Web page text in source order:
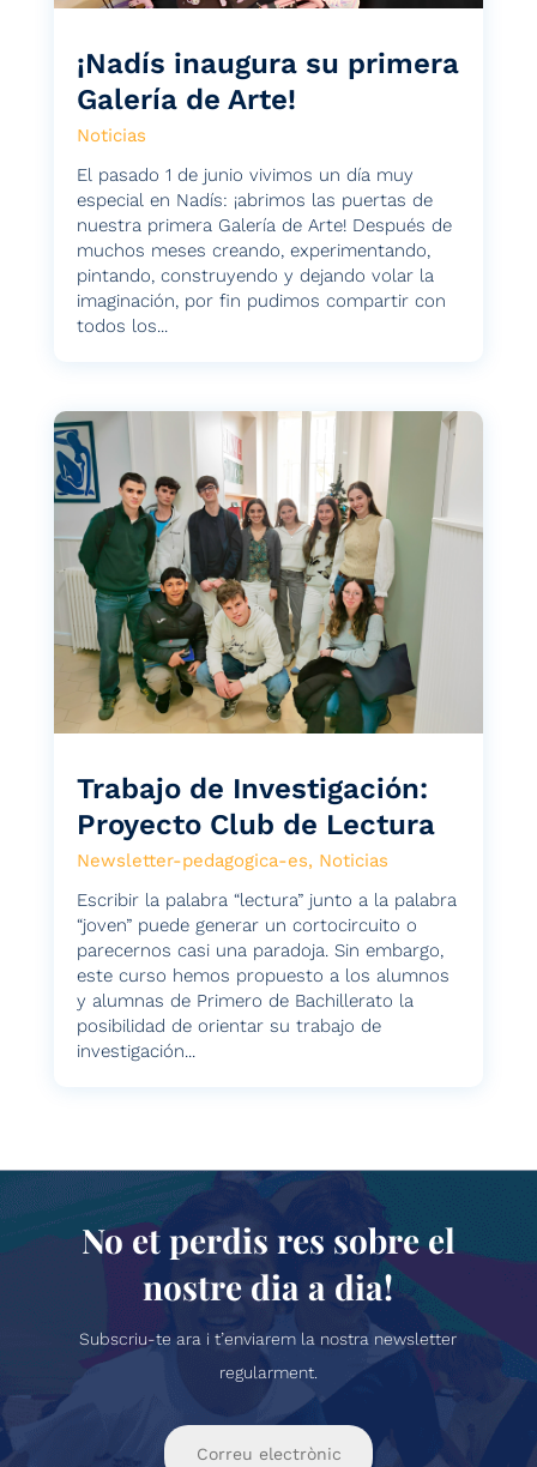
¡Nadís inaugura su primera
Galería de Arte!
Noticias
El pasado 1 de junio vivimos un día muy
especial en Nadís: ¡abrimos las puertas de
nuestra primera Galería de Arte! Después de
muchos meses creando, experimentando,
pintando, construyendo y dejando volar la
imaginación, por fin pudimos compartir con
todos los...
Trabajo de Investigación:
Proyecto Club de Lectura
Newsletter-pedagogica-es, Noticias
Escribir la palabra “lectura” junto a la palabra
“joven” puede generar un cortocircuito o
parecernos casi una paradoja. Sin embargo,
este curso hemos propuesto a los alumnos
y alumnas de Primero de Bachillerato la
posibilidad de orientar su trabajo de
investigación...
No et perdis res sobre el
nostre dia a dia!
Subscriu-te ara i t’enviarem la nostra newsletter
regularment.